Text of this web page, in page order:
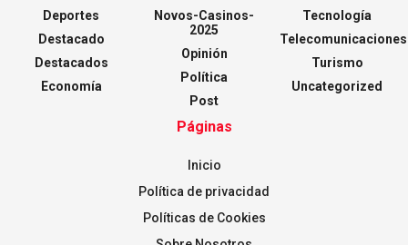
Deportes
Destacado
Destacados
Economía
Novos-Casinos-
2025
Opinión
Política
Post
Tecnología
Telecomunicaciones
Turismo
Uncategorized
Páginas
Inicio
Política de privacidad
Políticas de Cookies